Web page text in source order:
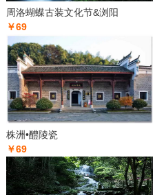
周洛蝴蝶古装文化节&浏阳
￥69
株洲•醴陵瓷
￥69